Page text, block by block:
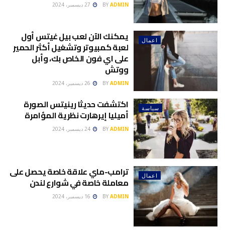
BY ADMIN
اعمال يمكنك الآن لعب بيل غيتس أول
لعبة كمبيوتر وتشغيل أكثر الحمير
على اي فون الخاص بك، وأبل
ووتش
BY ADMIN
سياسة اكتشفت حديثا رينيتس الصورة
أميليا إيرهارت نظرية المؤامرة
BY ADMIN 24 ديسمبر، 2024
اعمال ترامب-ماي علاقة خاصة يحصل على
معاملة خاصة في شوارع لندن
BY ADMIN